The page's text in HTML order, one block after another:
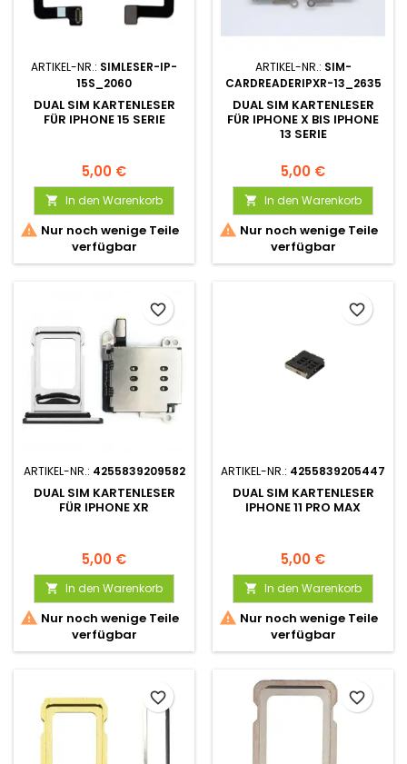
ARTIKEL-NR.: SIMLESER-IP-
15S_2060
DUAL SIM KARTENLESER
FÜR IPHONE 15 SERIE
5,00 €
 In den Warenkorb
 Nur noch wenige Teile
verfügbar
ARTIKEL-NR.: SIM-
CARDREADERIPXR-13_2635
DUAL SIM KARTENLESER
FÜR IPHONE X BIS IPHONE
13 SERIE
5,00 €
 In den Warenkorb
 Nur noch wenige Teile
verfügbar
ARTIKEL-NR.: 4255839209582
DUAL SIM KARTENLESER
FÜR IPHONE XR
5,00 €
 In den Warenkorb
 Nur noch wenige Teile
verfügbar
favorite_border
ARTIKEL-NR.: 4255839205447
DUAL SIM KARTENLESER
IPHONE 11 PRO MAX
5,00 €
 In den Warenkorb
 Nur noch wenige Teile
verfügbar
favorite_border
favorite_border favorite_border